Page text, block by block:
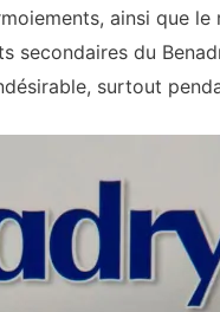
ainsi que
secondaires du
surtout